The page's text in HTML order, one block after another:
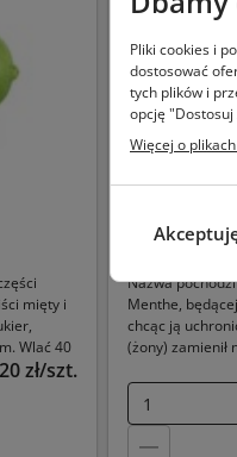
mięty i
Wlać 40
i solidnie
;)
zł/szt.
Mięta
Nazwa
Menthe,
chcąc ją
(żony) zamienił
Pliki cookies i
dostosować
tych plików i
opcję "Dostosuj
Więcej o